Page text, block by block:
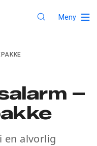
Meny
–
en alvorlig